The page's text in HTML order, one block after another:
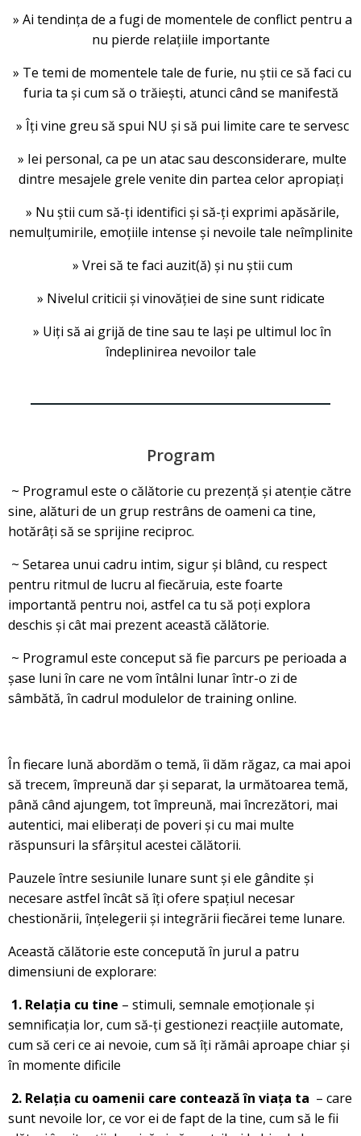
» Ai tendința de a fugi de momentele de conflict pentru a
nu pierde relațiile importante
» Te temi de momentele tale de furie, nu știi ce să faci cu
furia ta și cum să o trăiești, atunci când se manifestă
» Îți vine greu să spui NU și să pui limite care te servesc
» Iei personal, ca pe un atac sau desconsiderare, multe
dintre mesajele grele venite din partea celor apropiați
» Nu știi cum să-ți identifici și să-ți exprimi apăsările,
nemulțumirile, emoțiile intense și nevoile tale neîmplinite
» Vrei să te faci auzit(ă) și nu știi cum
» Nivelul criticii și vinovăției de sine sunt ridicate
» Uiți să ai grijă de tine sau te lași pe ultimul loc în
îndeplinirea nevoilor tale
Program
~ Programul este o călătorie cu prezență și atenție către
sine, alături de un grup restrâns de oameni ca tine,
hotărâți să se sprijine reciproc.
~ Setarea unui cadru intim, sigur și blând, cu respect
pentru ritmul de lucru al fiecăruia, este foarte
importantă pentru noi, astfel ca tu să poți explora
deschis și cât mai prezent această călătorie.
~ Programul este conceput să fie parcurs pe perioada a
șase luni în care ne vom întâlni lunar într-o zi de
sâmbătă, în cadrul modulelor de training online.
În fiecare lună abordăm o temă, îi dăm răgaz, ca mai apoi
să trecem, împreună dar și separat, la următoarea temă,
până când ajungem, tot împreună, mai încrezători, mai
autentici, mai eliberați de poveri și cu mai multe
răspunsuri la sfârșitul acestei călătorii.
Pauzele între sesiunile lunare sunt și ele gândite și
necesare astfel încât să îți ofere spațiul necesar
chestionării, înțelegerii și integrării fiecărei teme lunare.
Această călătorie este concepută în jurul a patru
dimensiuni de explorare:
1. Relația cu tine – stimuli, semnale emoționale și
semnificația lor, cum să-ți gestionezi reacțiile automate,
cum să ceri ce ai nevoie, cum să îți rămâi aproape chiar și
în momente dificile
2. Relația cu oamenii care contează în viața ta – care
sunt nevoile lor, ce vor ei de fapt de la tine, cum să le fii